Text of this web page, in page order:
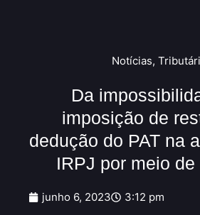
Notícias,
Da
imposição de
dedução do PAT na
IRPJ por meio de
junho 6, 2023 3:12 pm